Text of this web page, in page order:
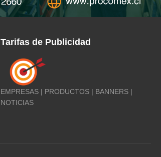
Tarifas de Publicidad
EMPRESAS | PRODUCTOS | BANNERS |
NOTICIAS